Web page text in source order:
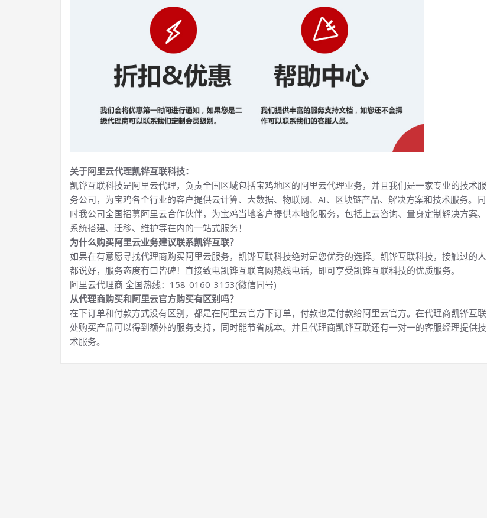
关于阿里云代理凯铧互联科技：
凯铧互联科技是阿里云代理，负责全国区域包括宝鸡地区的阿里云代理业务，并且我们是一家专业的技术服
务公司，为宝鸡各个行业的客户提供云计算、大数据、物联网、AI、区块链产品、解决方案和技术服务。同
时我公司全国招募阿里云合作伙伴，为宝鸡当地客户提供本地化服务，包括上云咨询、量身定制解决方案、
系统搭建、迁移、维护等在内的一站式服务！
为什么购买阿里云业务建议联系凯铧互联？
如果在有意愿寻找代理商购买阿里云服务，凯铧互联科技绝对是您优秀的选择。凯铧互联科技，接触过的人
都说好，服务态度有口皆碑！直接致电凯铧互联官网热线电话，即可享受凯铧互联科技的优质服务。
阿里云代理商 全国热线：158-0160-3153(微信同号)
从代理商购买和阿里云官方购买有区别吗？
在下订单和付款方式没有区别，都是在阿里云官方下订单，付款也是付款给阿里云官方。在代理商凯铧互联
处购买产品可以得到额外的服务支持，同时能节省成本。并且代理商凯铧互联还有一对一的客服经理提供技
术服务。